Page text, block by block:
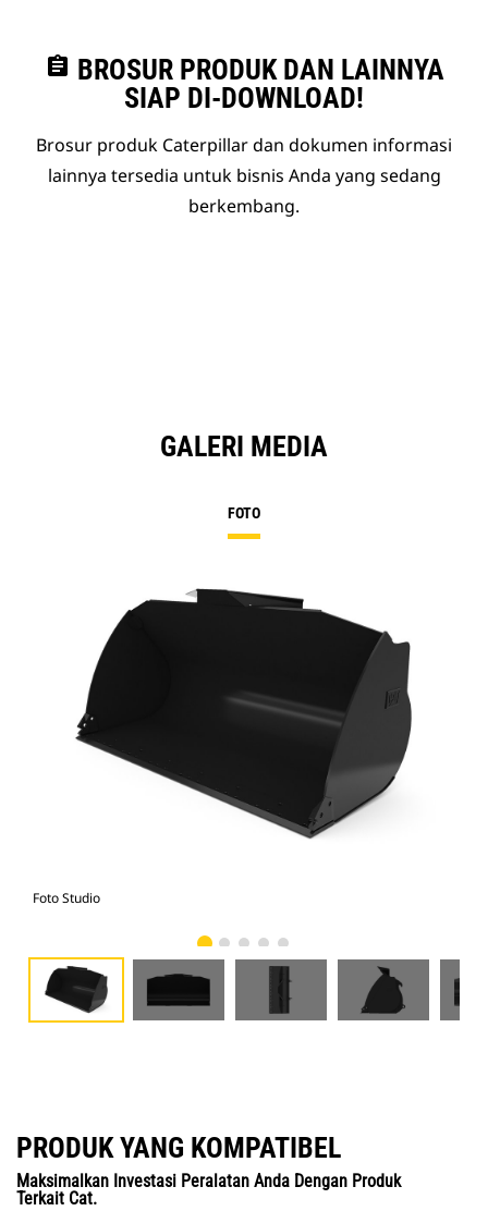
assignment BROSUR PRODUK DAN LAINNYA
SIAP DI-DOWNLOAD!
Brosur produk Caterpillar dan dokumen informasi
lainnya tersedia untuk bisnis Anda yang sedang
berkembang.
GALERI MEDIA
FOTO
Foto Studio
PRODUK YANG KOMPATIBEL
Maksimalkan Investasi Peralatan Anda Dengan Produk
Terkait Cat.